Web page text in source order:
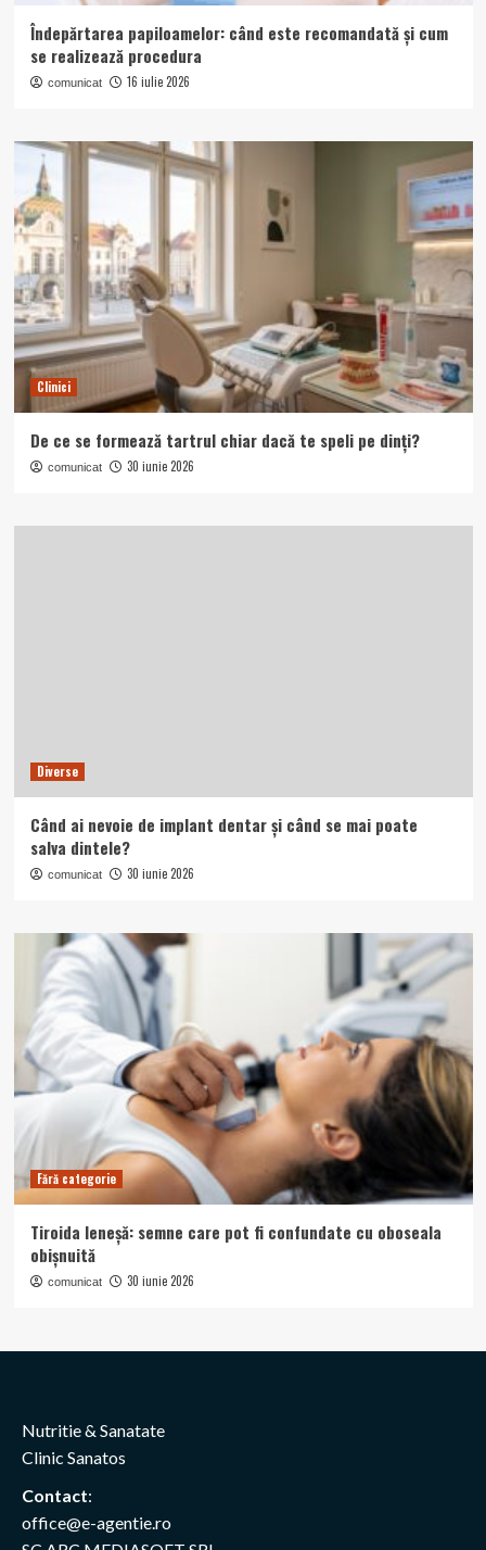
Îndepărtarea papiloamelor: când este recomandată și cum
se realizează procedura
comunicat 16 iulie 2026
Clinici
De ce se formează tartrul chiar dacă te speli pe dinți?
comunicat 30 iunie 2026
Diverse
Când ai nevoie de implant dentar și când se mai poate
salva dintele?
comunicat 30 iunie 2026
Fără categorie
Tiroida leneșă: semne care pot fi confundate cu oboseala
obișnuită
comunicat 30 iunie 2026
Nutritie & Sanatate
Clinic Sanatos
Contact:
office@e-agentie.ro